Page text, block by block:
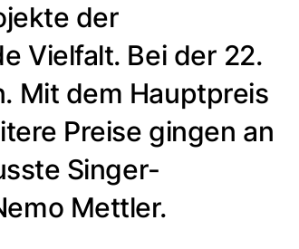
der
Vielfalt. Bei der 22.
Mit dem Hauptpreis
Preise gingen an
Singer-
Mettler.